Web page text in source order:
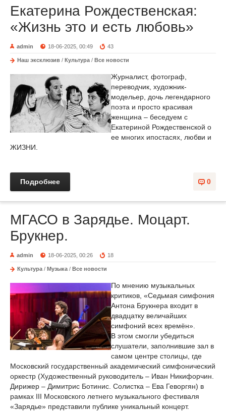
Екатерина Рождественская:
«Жизнь это и есть любовь»
admin 18-06-2025, 00:49 43
Наш эксклюзив / Культура / Все новости
Журналист, фотограф,
переводчик, художник-
модельер, дочь легендарного
поэта и просто красивая
женщина – беседуем с
Екатериной Рождественской о
ее многих ипостасях, любви и
ЖИЗНИ.
0
Подробнее
МГАСО в Зарядье. Моцарт.
Брукнер.
admin 18-06-2025, 00:26 18
Культура / Музыка / Все новости
По мнению музыкальных
критиков, «Седьмая симфония
Антона Брукнера входит в
двадцатку величайших
симфоний всех времён».
В этом смогли убедиться
слушатели, заполнившие зал в
самом центре столицы, где
Московский государственный академический симфонический
оркестр (Художественный руководитель – Иван Никифорчин.
Дирижер – Димитрис Ботинис. Солистка – Ева Геворгян) в
рамках III Московского летнего музыкального фестиваля
«Зарядье» представили публике уникальный концерт.